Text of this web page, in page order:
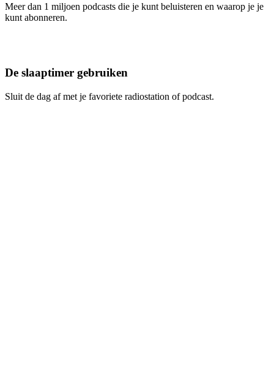
Meer dan 1 miljoen podcasts die je kunt beluisteren en waarop je je
kunt abonneren.
De slaaptimer gebruiken
Sluit de dag af met je favoriete radiostation of podcast.